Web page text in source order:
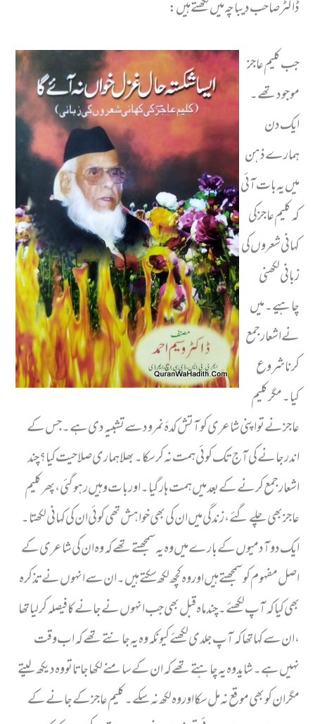
ڈاکٹرصاحب دیباچہ میں لکھتے ہیں :
جب کلیم عاجز
موجود تھے ۔
ایک دن
ہمارے ذہن
میں یہ بات آئی
کہ کلیم عاجز کی
کہانی شعروں کی
زبانی لکھنی
چاہیے ۔ میں
نے اشعار جمع
کرنا شروع
کیا۔مگر کلیم
عاجز نے تو اپنی شاعری کو آتش کدۂ نمرود سے تشبیہ دی ہے ۔جس کے
اندر جانے کی آج تک کوئی ہمت نہ کر سکا ۔ بھلا ہماری صلاحیت کیا؟ چند
اشعار جمع کرنے کے بعد میں ہمت ہار گیا۔ اور بات وہیں رہوگئی، پھر کلیم
عاجز بھی چلے گئے ، زندگی میں ان کی بھی خواہش تھی کوئی ان کی کہانی لکھتا۔
ایک دو آدمیوں کے بارے میں وہ یہ سمجھتے تھے کہ وہ ان کی شاعری کے
اصل مفہوم کو سمجھتے ہیں اور وہ کچھ لکھ سکتے ہیں ۔ان سے انہوں نے تذکرہ
بھی کیا کہ آپ لکھئے ۔ چند ماہ قبل بھی جب انہوں نے جانے کا فیصلہ کر لیا تھا
، ان سے کہا تھا کہ آپ جلدی لکھئے کیونکہ وہ یہ جانتے تھے کہ اب وقت
نہیں ہے ۔شاید وہ یہ چاہتے تھے کہ ان کے سامنے لکھا جا تا تو وہ دیکھ لیتے
مگر ان کو بھی موقع نہ مل سکا اور وہ لکھ نہ سکے۔ کلیم عاجز کے جانے کے